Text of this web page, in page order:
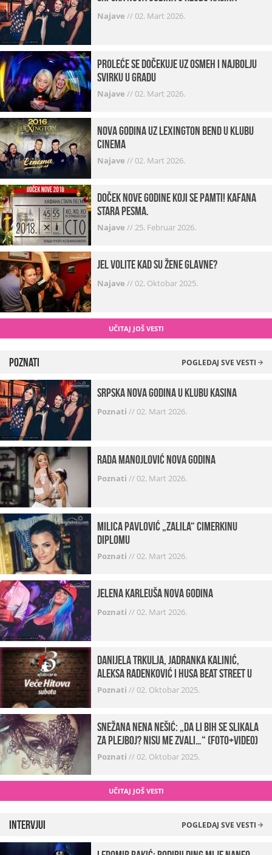
Najave //02. Mart 2026.
Proleće se dočekuje uz osmeh i najbolju
svirku u gradu
Najave //02. Mart 2026.
Nova godina uz Lexington bend u klubu
Cinema
Najave //02. Mart 2026.
Doček Nove godine koji se pamti! Kafana
Stara pesma.
Najave //25. Februar 2026.
Jel volite kad su žene glavne?
Najave //02. Oktobar 2025.
UČITAJ JOŠ VESTI
Poznati POGLEDAJ SVE VESTI
Srpska Nova godina u klubu Kasina
Poznati //02. Mart 2026.
Rada Manojlović Nova godina
Poznati //02. Mart 2026.
Milica Pavlović „zalila“ cimerkinu
diplomu
Poznati //02. Mart 2026.
Jelena Karleuša Nova godina
Poznati //02. Mart 2026.
Danijela Trkulja, Jadranka Kalinić,
Aleksa Radenković i Husa Beat Street u
Kabareu 13
Poznati //02. Oktobar 2025.
Snežana Nena Nešić: „Da li bih se slikala
za Plejboj? Nisu me zvali…“ (FOTO+VIDEO)
Poznati //02. Oktobar 2025.
UČITAJ JOŠ VESTI
Intervjui POGLEDAJ SVE VESTI